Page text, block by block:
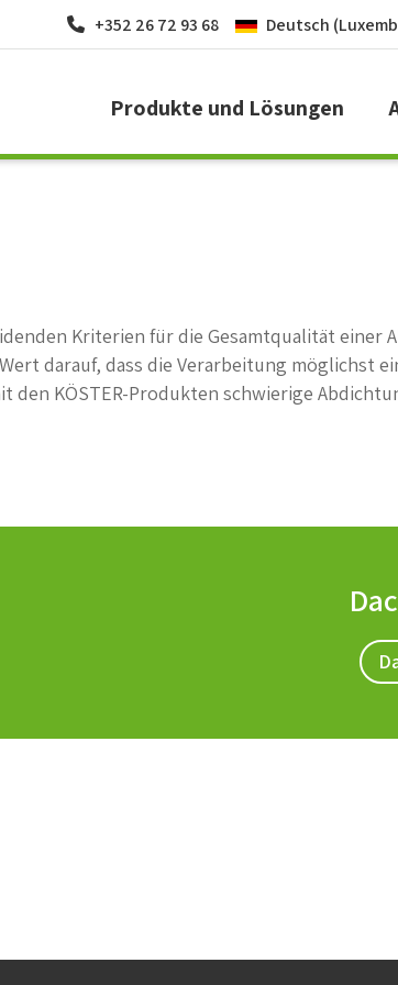
+352 26 72 93 68 Deutsch
Produkte und Lösungen
Kriterien für die Gesamtqualität einer
darauf, dass die Verarbeitung möglichst
den KÖSTER-Produkten schwierige